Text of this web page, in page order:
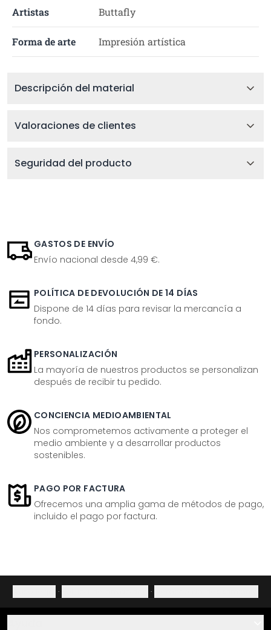
Artistas Buttafly
Forma de arte Impresión artística
Descripción del material
Valoraciones de clientes
Seguridad del producto
GASTOS DE ENVÍO
Envío nacional desde 4,99 €.
POLÍTICA DE DEVOLUCIÓN DE 14 DÍAS
Dispone de 14 días para revisar la mercancía a
fondo.
PERSONALIZACIÓN
La mayoría de nuestros productos se personalizan
después de recibir tu pedido.
CONCIENCIA MEDIOAMBIENTAL
Nos comprometemos activamente a proteger el
medio ambiente y a desarrollar productos
sostenibles.
PAGO POR FACTURA
Ofrecemos una amplia gama de métodos de pago,
incluido el pago por factura.
· ·